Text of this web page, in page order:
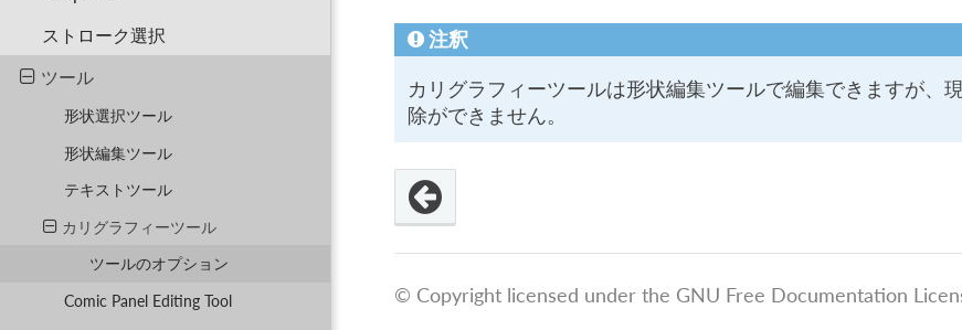
ストローク選択
ツール
形状選択ツール
形状編集ツール
テキストツール
カリグラフィーツール
ツールのオプション
Comic Panel Editing Tool
注釈
カリグラフィーツールは形状編集ツールで編集できますが、
除ができません。
© Copyright licensed under the GNU Free Documentation